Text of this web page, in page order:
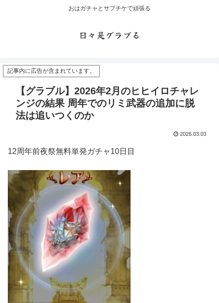
おはガチャとサプチケで頑張る
日々是グラブる
記事内に広告が含まれています。
【グラブル】2026年2月のヒヒイロチャレ
ンジの結果 周年でのリミ武器の追加に脱
法は追いつくのか
2026.03.03
12周年前夜祭無料単発ガチャ10日目